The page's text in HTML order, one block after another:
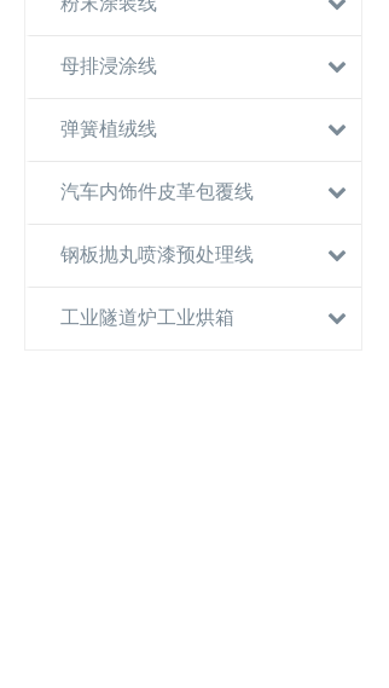
母排浸涂线
弹簧植绒线
汽车内饰件皮革包覆线
钢板抛丸喷漆预处理线
工业隧道炉工业烘箱